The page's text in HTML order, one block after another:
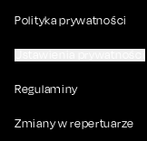
Polityka prywatności
Regulaminy
Zmiany w repertuarze